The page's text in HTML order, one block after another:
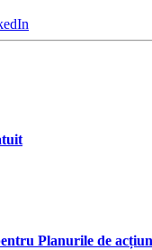
Planurile de